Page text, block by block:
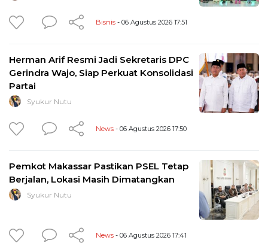
Bisnis - 06 Agustus 2026 17:51
Herman Arif Resmi Jadi Sekretaris DPC
Gerindra Wajo, Siap Perkuat Konsolidasi
Partai
Syukur Nutu
News - 06 Agustus 2026 17:50
Pemkot Makassar Pastikan PSEL Tetap
Berjalan, Lokasi Masih Dimatangkan
Syukur Nutu
News - 06 Agustus 2026 17:41